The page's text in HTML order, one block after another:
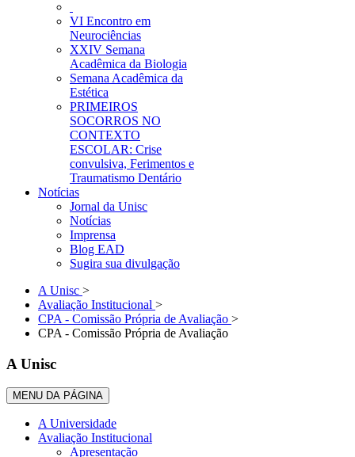
VI Encontro em
Neurociências
XXIV Semana
Acadêmica da Biologia
Semana Acadêmica da
Estética
PRIMEIROS
SOCORROS NO
CONTEXTO
ESCOLAR: Crise
convulsiva, Ferimentos e
Traumatismo Dentário
Notícias
Jornal da Unisc
Notícias
Imprensa
Blog EAD
Sugira sua divulgação
A Unisc >
Avaliação Institucional >
CPA - Comissão Própria de Avaliação >
CPA - Comissão Própria de Avaliação
A Unisc
MENU DA PÁGINA
A Universidade
Avaliação Institucional
Apresentação